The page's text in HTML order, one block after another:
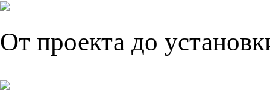
От проекта до